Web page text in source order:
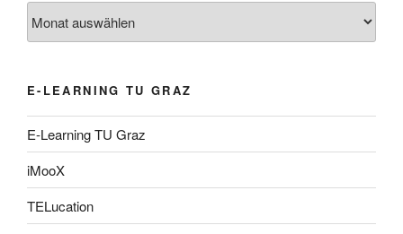
E-LEARNING TU GRAZ
E-Learning TU Graz
iMooX
TELucation